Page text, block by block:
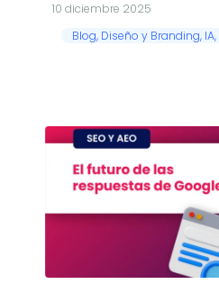
10 diciembre 2025
Blog, Diseño y Branding, IA,